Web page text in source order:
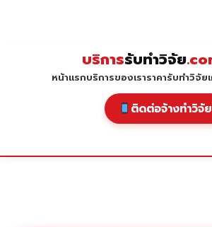
บริการรับทำวิจัย
หน้าแรกบริการของเราราคารับทำวิจัย
ติดต่อจ้างทำวิจัย